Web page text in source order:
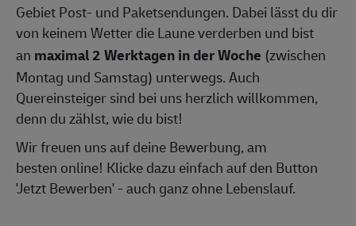
Gebiet Post- und Paketsendungen. Dabei lässt du dir
von keinem Wetter die Laune verderben und bist
an maximal 2 Werktagen in der Woche (zwischen
Montag und Samstag) unterwegs. Auch
Quereinsteiger sind bei uns herzlich willkommen,
denn du zählst, wie du bist!
Wir freuen uns auf deine Bewerbung, am
besten online! Klicke dazu einfach auf den Button
'Jetzt Bewerben' - auch ganz ohne Lebenslauf.